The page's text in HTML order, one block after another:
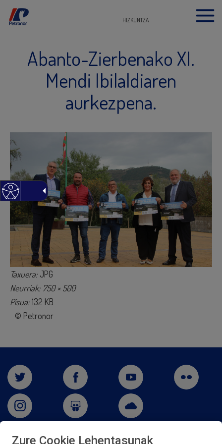
HIZKUNTZA
Abanto-Zierbenako XI.
Mendi Ibilaldiaren
aurkezpena.
Taxuera: JPG
Neurriak: 750 × 500
Pisua:132 KB
© Petronor
Zure Cookie Lehentasunak